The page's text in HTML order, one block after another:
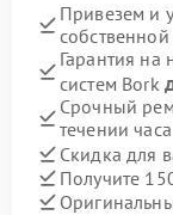
Привезем и
Гарантия
систем Bork
Срочный
течении часа
Скидка для
Получите